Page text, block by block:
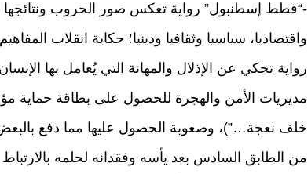
-“قطط إسطنبول” رواية تعكس صور الحروب ونتائجها
واقتصاديا، سياسيا وثقافيا ودينيا؛ حكاية انقلاب
رواية تحكي عن الإذلال والمهانة التي يُعامل بها
خلف نعجة…”)، وصعوبة الحصول عليها مما دفع
من الطابق السادس بعد يأسه وفقدانه لحلمه